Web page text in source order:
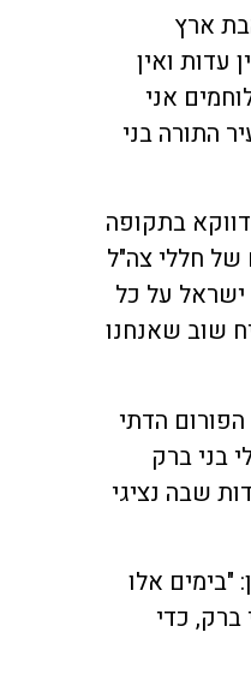
ארץ
עדות ואין
אני
בני עיר התורה בני
בתקופה
של חללי צה"ל
על כל
שוב שאנחנו
הפורום הדתי
בני ברק
שבה נציגי
"בימים אלו
ברק, כדי